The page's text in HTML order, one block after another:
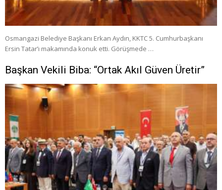
Osmangazi Belediye Başkanı Erkan Aydın, KKTC 5. Cumhurbaşkanı
Ersin Tatar’ı makamında konuk etti. Görüşmede …
Başkan Vekili Biba: “Ortak Akıl Güven Üretir”